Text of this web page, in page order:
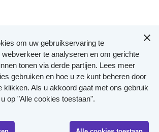
om uw gebruikservaring te
te analyseren en om gerichte
tonen via derde partijen. Lees meer
gebruiken en hoe u ze kunt beheren door
klikken. Als u akkoord gaat met ons gebruik
op "Alle cookies toestaan".